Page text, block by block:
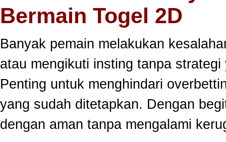
Bermain Togel 2D
Banyak pemain melakukan
atau mengikuti insting tanpa
Penting untuk menghindari
yang sudah ditetapkan. Dengan
dengan aman tanpa mengalami